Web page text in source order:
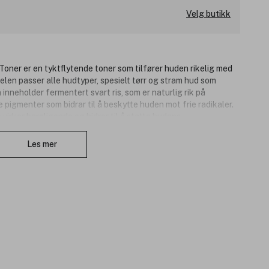
Velg butikk
er en tyktflytende toner som tilfører huden rikelig med
passer alle hudtyper, spesielt tørr og stram hud som
fermentert svart ris, som er naturlig rik på
som bidrar til å beskytte huden mot frie radikaler.
Deep Technology, som bidrar til at de aktive ingrediensene
Les mer